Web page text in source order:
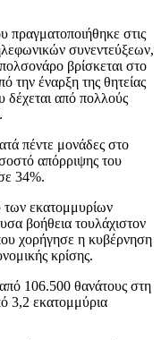
πραγματοποιήθηκε στις
συνεντεύξεων,
βρίσκεται στο
την έναρξη της θητείας
δέχεται από πολλούς
πέντε μονάδες στο
απόρριψης του
34%.
των εκατομμυρίων
βοήθεια τουλάχιστον
χορήγησε η κυβέρνηση
κρίσης.
106.500 θανάτους στη
3,2 εκατομμύρια